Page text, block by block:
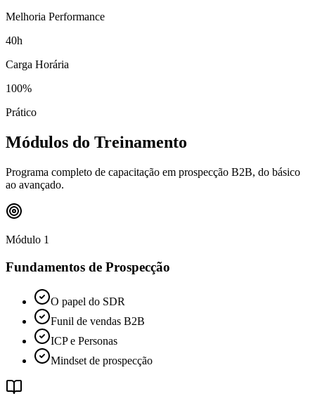
Melhoria Performance
40h
Carga Horária
100%
Prático
Módulos do Treinamento
Programa completo de capacitação em prospecção B2B, do básico
ao avançado.
Módulo 1
Fundamentos de Prospecção
O papel do SDR
Funil de vendas B2B
ICP e Personas
Mindset de prospecção